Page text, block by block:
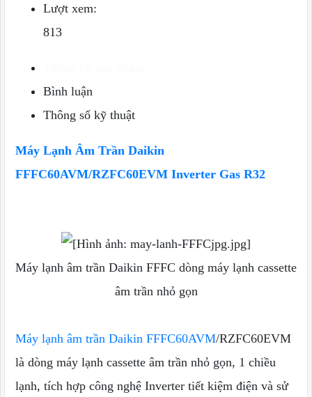
Lượt xem:
813
Bình luận
Thông số kỹ thuật
Máy Lạnh Âm Trần Daikin
FFFC60AVM/RZFC60EVM Inverter Gas R32
Máy lạnh âm trần Daikin FFFC dòng máy lạnh cassette
âm trần nhỏ gọn
Máy lạnh âm trần Daikin FFFC60AVM/RZFC60EVM
là dòng máy lạnh cassette âm trần nhỏ gọn, 1 chiều
lạnh, tích hợp công nghệ Inverter tiết kiệm điện và sử